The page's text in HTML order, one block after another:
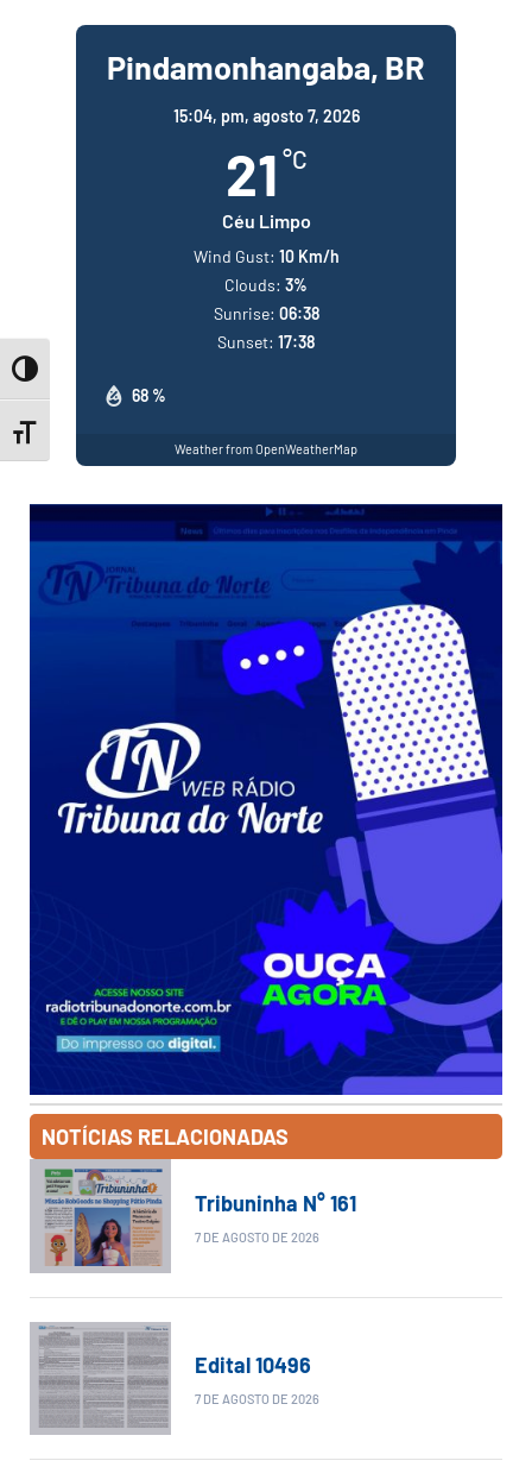
Toggle High Contrast
Toggle Font size
Pindamonhangaba, BR
15:04, pm, agosto 7, 2026
21 °C
Céu Limpo
68 %
Wind Gust: 10 Km/h
Clouds: 3%
Sunrise: 06:38
Sunset: 17:38
Weather from OpenWeatherMap
NOTÍCIAS RELACIONADAS
Tribuninha N° 161
7 DE AGOSTO DE 2026
Edital 10496
7 DE AGOSTO DE 2026